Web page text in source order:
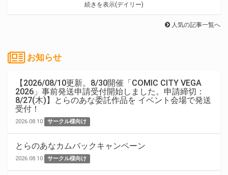
続きを表示(デイリー)
人気の記事一覧へ
お知らせ
【2026/08/10更新。8/30開催「COMIC CITY VEGA
2026」事前発送申請受付開始しました。申請締切：
8/27(木)】とらのあな委託作品を イベント会場で発送
受付！
2026.08.10 サークル様向け
とらのあなカムバックキャンペーン
2026.08.10 サークル様向け